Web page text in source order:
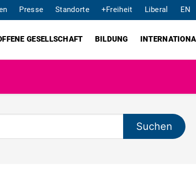
Presse Standorte +Freiheit Liberal EN
GESELLSCHAFT BILDUNG